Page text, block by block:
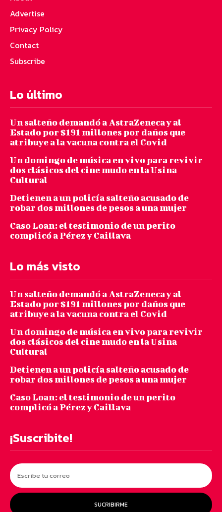
Advertise
Privacy Policy
Contact
Subscribe
Lo último
Un salteño demandó a AstraZeneca y al
Estado por $191 millones por daños que
atribuye a la vacuna contra el Covid
Un domingo de música en vivo para revivir
dos clásicos del cine mudo en la Usina
Cultural
Detienen a un policía salteño acusado de
robar dos millones de pesos a una mujer
Caso Loan: el testimonio de un perito
complicó a Pérez y Caillava
Lo más visto
Un salteño demandó a AstraZeneca y al
Estado por $191 millones por daños que
atribuye a la vacuna contra el Covid
Un domingo de música en vivo para revivir
dos clásicos del cine mudo en la Usina
Cultural
Detienen a un policía salteño acusado de
robar dos millones de pesos a una mujer
Caso Loan: el testimonio de un perito
complicó a Pérez y Caillava
¡Suscribite!
SUCRIBIRME